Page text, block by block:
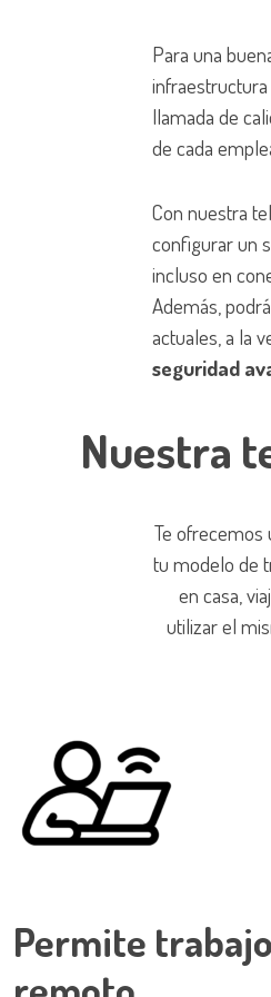
Para una
infraestructura
llamada de
de cada
Con nuestra
configurar un
incluso en
Además,
actuales, a la
seguridad
Nuestra
Te ofrecemos
tu modelo de
en casa,
utilizar el
Permite trabajo